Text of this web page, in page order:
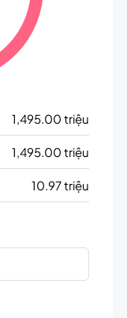
1,495.00 triệu
1,495.00 triệu
10.97 triệu